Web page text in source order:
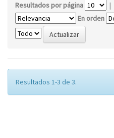
Resultados por página |
En orden
Resultados 1-3 de 3.